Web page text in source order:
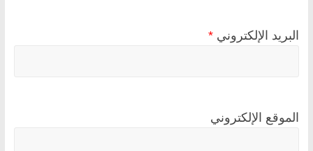
البريد الإلكتروني *
الموقع الإلكتروني